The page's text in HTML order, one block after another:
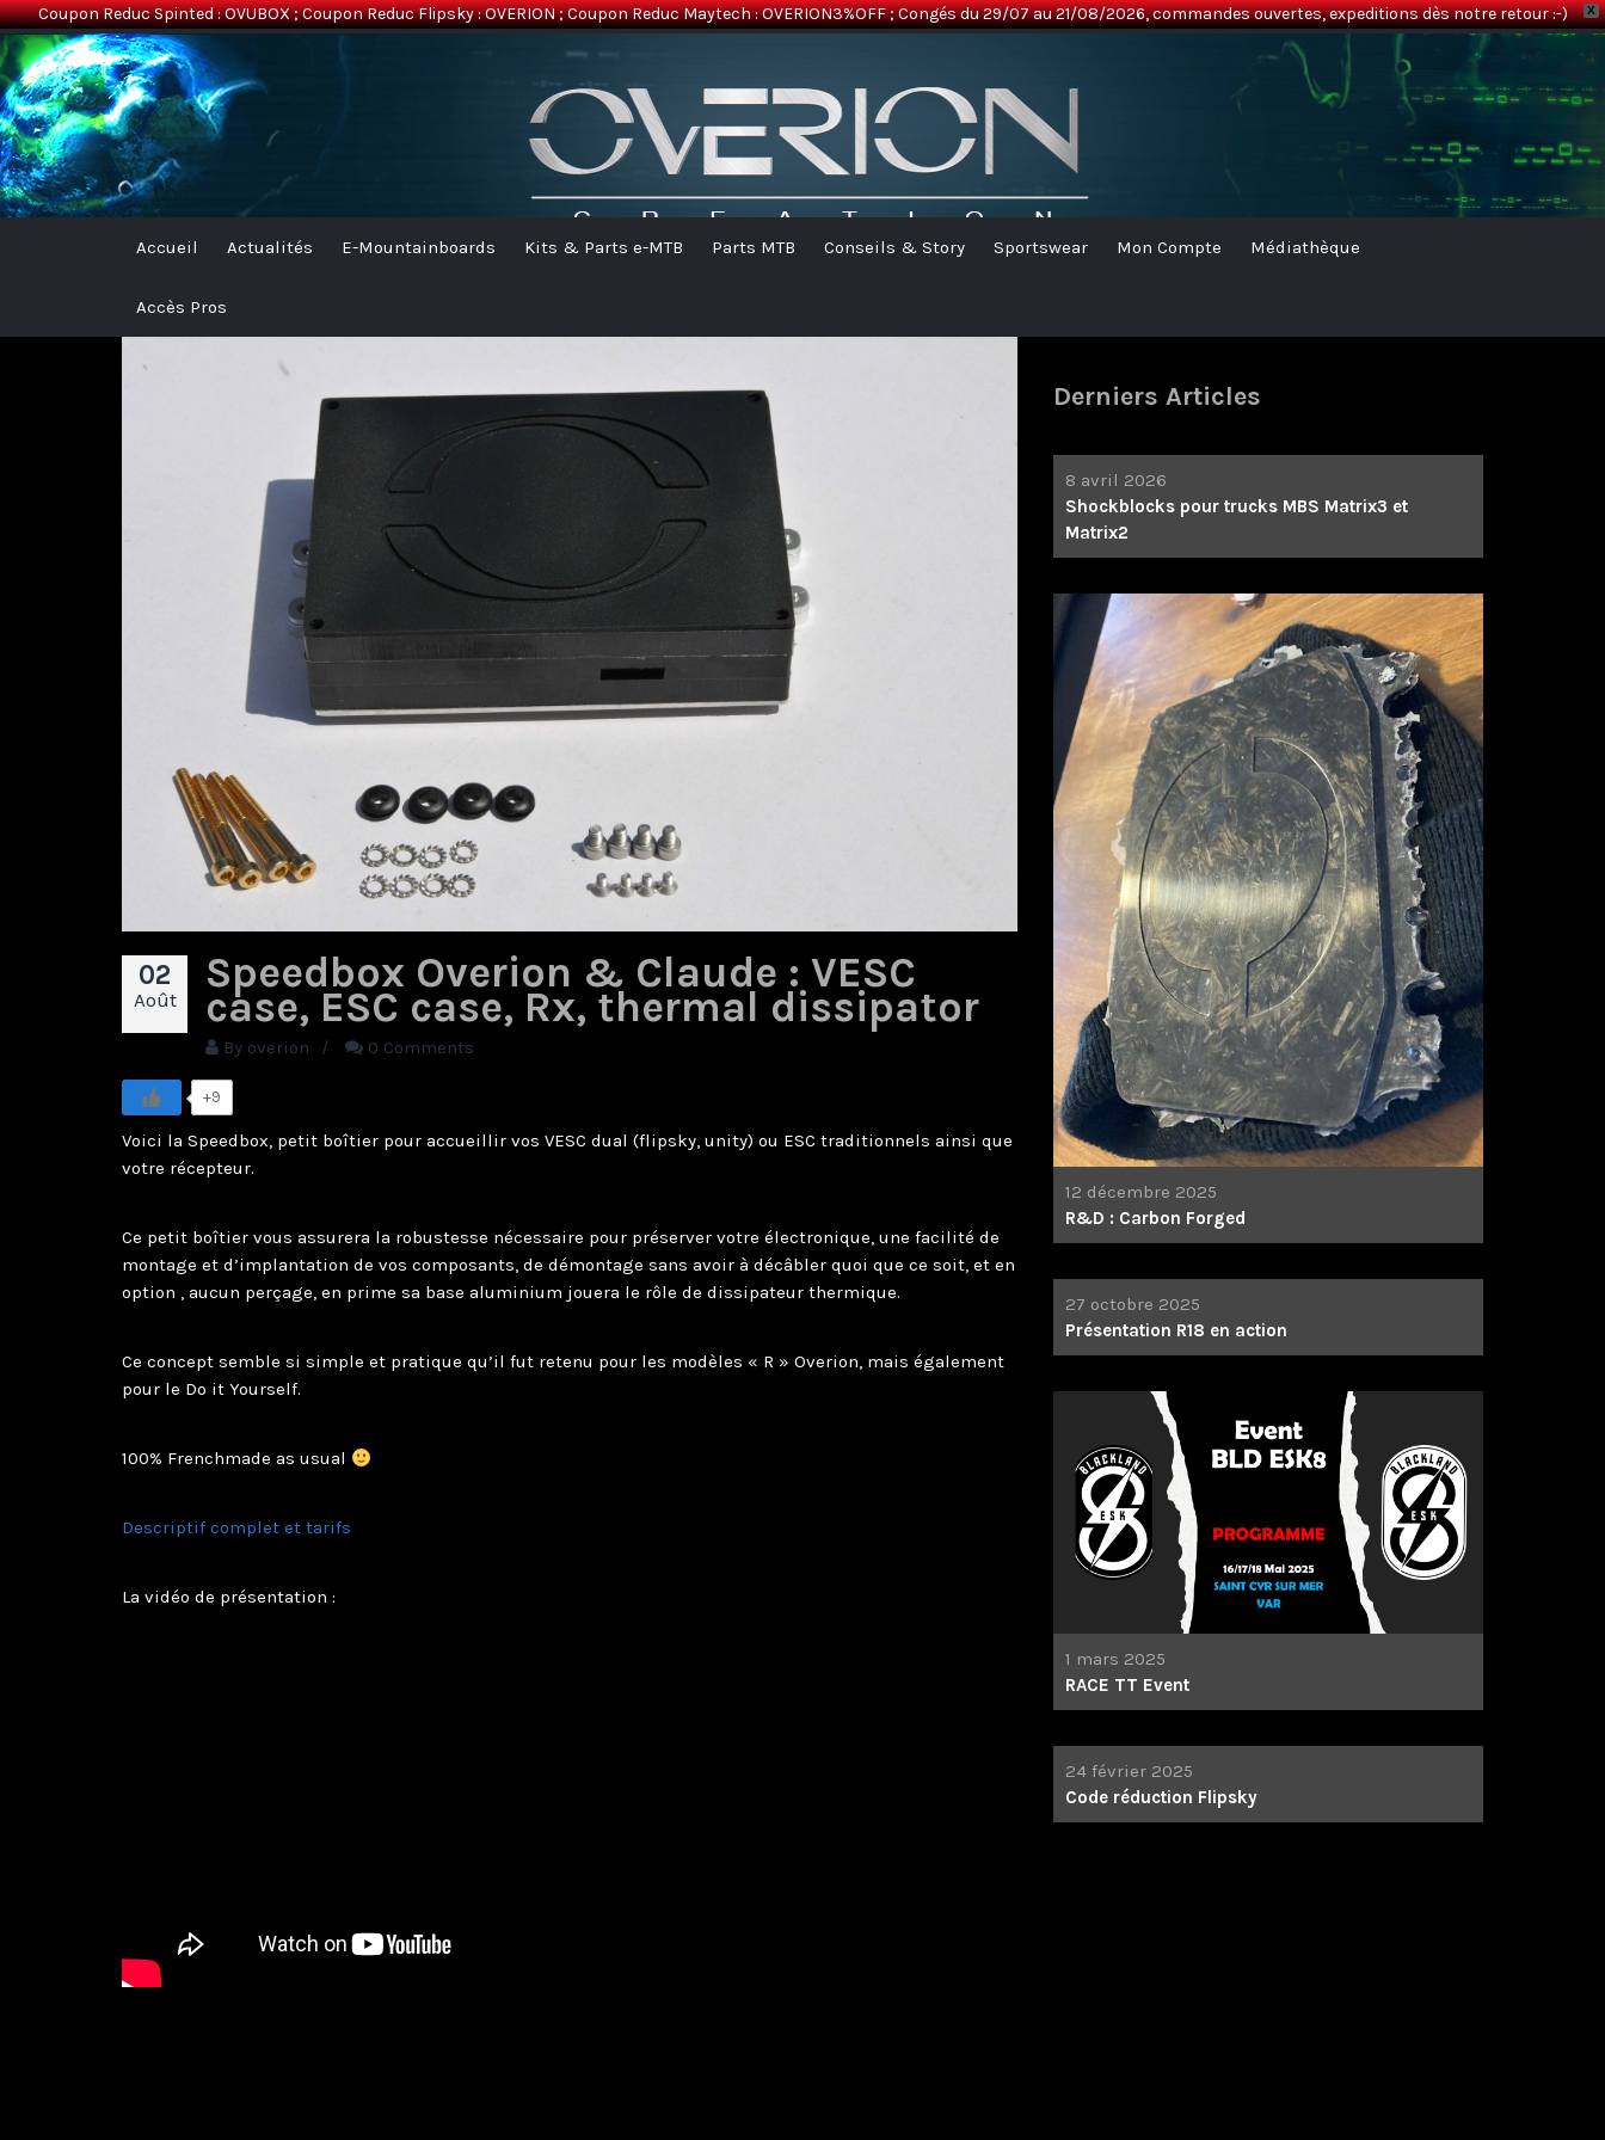
X
Coupon Reduc Spinted : OVUBOX ; Coupon Reduc Flipsky : OVERION ; Coupon Reduc Maytech : OVERION3%OFF ; Congés du 29/07 au 21/08/2026, commandes ouvertes, expeditions dès notre retour :-)
Overion
Electric Mountainboards
Accueil Actualités E-Mountainboards Kits & Parts e-MTB Parts MTB Conseils & Story Sportswear Mon Compte Médiathèque
Accès Pros
02
Août
Speedbox Overion & Claude : VESC
case, ESC case, Rx, thermal dissipator
By overion / 0 Comments
+9
Voici la Speedbox, petit boîtier pour accueillir vos VESC dual (flipsky, unity) ou ESC traditionnels ainsi que
votre récepteur.
Ce petit boîtier vous assurera la robustesse nécessaire pour préserver votre électronique, une facilité de
montage et d’implantation de vos composants, de démontage sans avoir à décâbler quoi que ce soit, et en
option , aucun perçage, en prime sa base aluminium jouera le rôle de dissipateur thermique.
Ce concept semble si simple et pratique qu’il fut retenu pour les modèles « R » Overion, mais également
pour le Do it Yourself.
100% Frenchmade as usual
Descriptif complet et tarifs
La vidéo de présentation :
Derniers Articles
8 avril 2026
Shockblocks pour trucks MBS Matrix3 et
Matrix2
12 décembre 2025
R&D : Carbon Forged
27 octobre 2025
Présentation R18 en action
1 mars 2025
RACE TT Event
24 février 2025
Code réduction Flipsky